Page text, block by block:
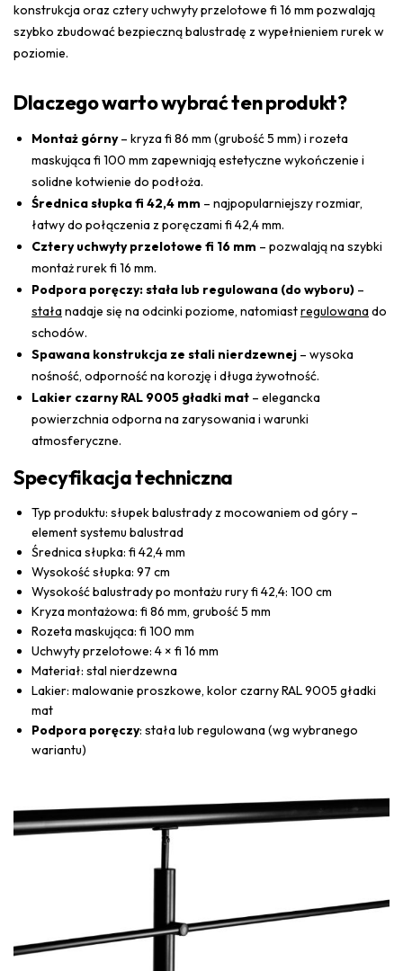
konstrukcja oraz cztery uchwyty przelotowe fi 16 mm pozwalają
szybko zbudować bezpieczną balustradę z wypełnieniem rurek w
poziomie.
Dlaczego warto wybrać ten produkt?
Montaż górny– kryza fi 86 mm (grubość 5 mm) i rozeta
maskująca fi 100 mm zapewniają estetyczne wykończenie i
solidne kotwienie do podłoża.
Średnica słupka fi 42,4 mm – najpopularniejszy rozmiar,
łatwy do połączenia z poręczami fi 42,4 mm.
Cztery uchwyty przelotowe fi 16 mm – pozwalają na szybki
montaż rurek fi 16 mm.
Podpora poręczy: stała lub regulowana (do wyboru) –
stałanadaje się na odcinki poziome, natomiastregulowanado
schodów.
Spawana konstrukcja ze stali nierdzewnej – wysoka
nośność, odporność na korozję i długa żywotność.
Lakier czarny RAL 9005 gładki mat – elegancka
powierzchnia odporna na zarysowania i warunki
atmosferyczne.
Specyfikacja techniczna
Typ produktu: słupek balustrady z mocowaniem od góry –
element systemu balustrad
Średnica słupka: fi 42,4 mm
Wysokość słupka: 97 cm
Wysokość balustrady po montażu rury fi 42,4: 100 cm
Kryza montażowa: fi 86 mm, grubość 5 mm
Rozeta maskująca: fi 100 mm
Uchwyty przelotowe: 4 × fi 16 mm
Materiał: stal nierdzewna
Lakier: malowanie proszkowe, kolor czarny RAL 9005 gładki
mat
Podpora poręczy: stała lub regulowana (wg wybranego
wariantu)